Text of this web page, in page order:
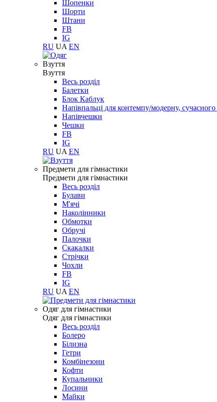
Шопенки
Шорти
Штани
FB
IG
RU UA EN
Взуття
Взуття
Весь розділ
Балетки
Блок Каблук
Напівпальці для контемпу/модерну,
Напівчешки
Чешки
FB
IG
RU UA EN
Предмети для гімнастики
Предмети для гімнастики
Весь розділ
Булави
М'ячі
Наколінники
Обмотки
Обручі
Палочки
Скакалки
Стрічки
Чохли
FB
IG
RU UA EN
Одяг для гімнастики
Одяг для гімнастики
Весь розділ
Болеро
Білизна
Гетри
Комбінезони
Кофти
Купальники
Лосини
Майки